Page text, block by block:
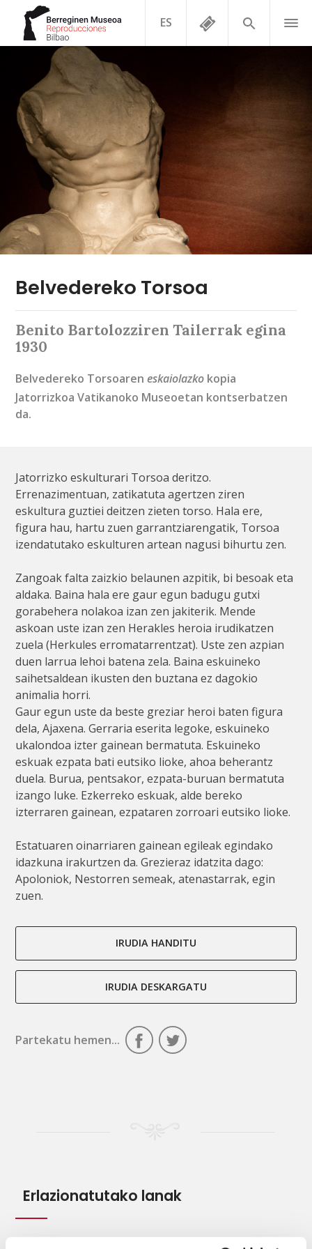
ES
Belvedereko Torsoa
Benito Bartolozziren Tailerrak egina
1930
Belvedereko Torsoareneskaiolazko kopia
Jatorrizkoa Vatikanoko Museoetan kontserbatzen
da.
Jatorrizko eskulturari Torsoa deritzo.
Errenazimentuan, zatikatuta agertzen ziren
eskultura guztiei deitzen zieten torso. Hala ere,
figura hau, hartu zuen garrantziarengatik, Torsoa
izendatutako eskulturen artean nagusi bihurtu zen.
Zangoak falta zaizkio belaunen azpitik, bi besoak eta
aldaka. Baina hala ere gaur egun badugu gutxi
gorabehera nolakoa izan zen jakiterik. Mende
askoan uste izan zen Herakles heroia irudikatzen
zuela (Herkules erromatarrentzat). Uste zen azpian
duen larrua lehoi batena zela. Baina eskuineko
saihetsaldean ikusten den buztana ez dagokio
animalia horri.
Gaur egun uste da beste greziar heroi baten figura
dela, Ajaxena. Gerraria eserita legoke, eskuineko
ukalondoa izter gainean bermatuta. Eskuineko
eskuak ezpata bati eutsiko lioke, ahoa beherantz
duela. Burua, pentsakor, ezpata-buruan bermatuta
izango luke. Ezkerreko eskuak, alde bereko
izterraren gainean, ezpataren zorroari eutsiko lioke.
Estatuaren oinarriaren gainean egileak egindako
idazkuna irakurtzen da. Grezieraz idatzita dago:
Apoloniok, Nestorren semeak, atenastarrak, egin
zuen.
IRUDIA HANDITU
IRUDIA DESKARGATU
Partekatu hemen...
Erlazionatutako lanak